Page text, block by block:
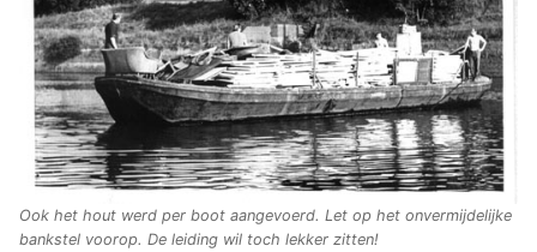
Ook het hout werd per boot aangevoerd. Let op het onvermijdelijke
bankstel voorop. De leiding wil toch lekker zitten!